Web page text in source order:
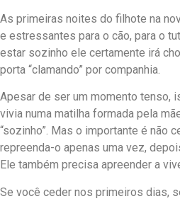
As primeiras noites do filhote na
e estressantes para o cão, para o
estar sozinho ele certamente irá
porta “clamando” por companhia.
Apesar de ser um momento tenso,
vivia numa matilha formada pela
“sozinho”. Mas o importante é não
repreenda-o apenas uma vez,
Ele também precisa apreender a
Se você ceder nos primeiros dias,